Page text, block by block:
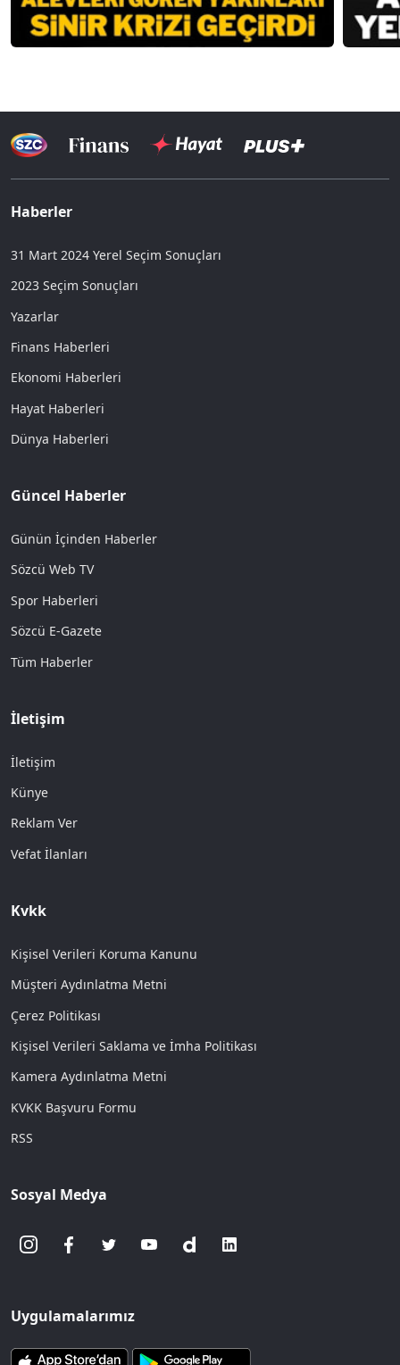
Haberler
31 Mart 2024 Yerel Seçim Sonuçları
2023 Seçim Sonuçları
Yazarlar
Finans Haberleri
Ekonomi Haberleri
Hayat Haberleri
Dünya Haberleri
Güncel Haberler
Günün İçinden Haberler
Sözcü Web TV
Spor Haberleri
Sözcü E-Gazete
Tüm Haberler
İletişim
İletişim
Künye
Reklam Ver
Vefat İlanları
Kvkk
Kişisel Verileri Koruma Kanunu
Müşteri Aydınlatma Metni
Çerez Politikası
Kişisel Verileri Saklama ve İmha Politikası
Kamera Aydınlatma Metni
KVKK Başvuru Formu
RSS
Sosyal Medya
Uygulamalarımız